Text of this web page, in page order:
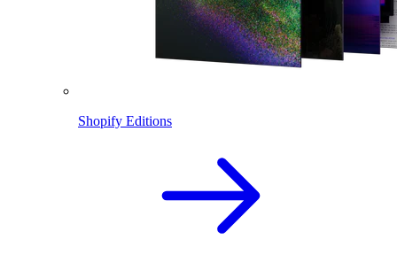
Shopify Editions